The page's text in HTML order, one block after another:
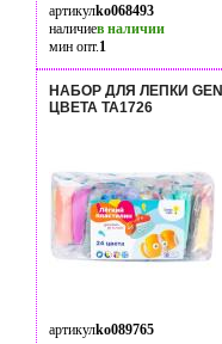
артикулko068493
наличиев наличии
мин опт.1
НАБОР ДЛЯ ЛЕПКИ
ЦВЕТА TA1726
артикулko089765